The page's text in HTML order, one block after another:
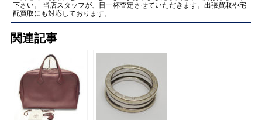
下さい。 当店スタッフが、目一杯査定させていただきます。出張買取や宅
配買取にも対応しております。
関連記事